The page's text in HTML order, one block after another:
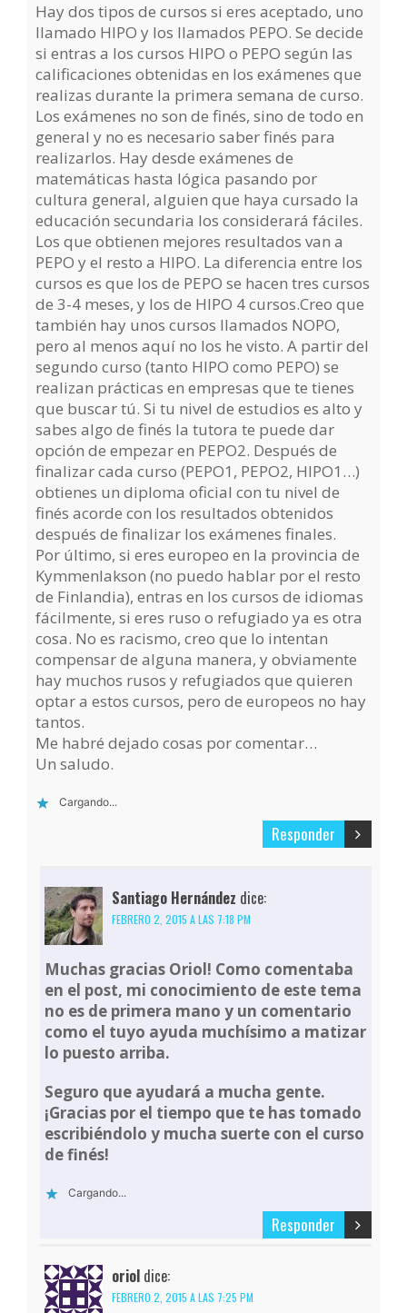
Hay dos tipos de cursos si eres aceptado, uno
llamado HIPO y los llamados PEPO. Se decide
si entras a los cursos HIPO o PEPO según las
calificaciones obtenidas en los exámenes que
realizas durante la primera semana de curso.
Los exámenes no son de finés, sino de todo en
general y no es necesario saber finés para
realizarlos. Hay desde exámenes de
matemáticas hasta lógica pasando por
cultura general, alguien que haya cursado la
educación secundaria los considerará fáciles.
Los que obtienen mejores resultados van a
PEPO y el resto a HIPO. La diferencia entre los
cursos es que los de PEPO se hacen tres cursos
de 3-4 meses, y los de HIPO 4 cursos.Creo que
también hay unos cursos llamados NOPO,
pero al menos aquí no los he visto. A partir del
segundo curso (tanto HIPO como PEPO) se
realizan prácticas en empresas que te tienes
que buscar tú. Si tu nivel de estudios es alto y
sabes algo de finés la tutora te puede dar
opción de empezar en PEPO2. Después de
finalizar cada curso (PEPO1, PEPO2, HIPO1…)
obtienes un diploma oficial con tu nivel de
finés acorde con los resultados obtenidos
después de finalizar los exámenes finales.
Por último, si eres europeo en la provincia de
Kymmenlakson (no puedo hablar por el resto
de Finlandia), entras en los cursos de idiomas
fácilmente, si eres ruso o refugiado ya es otra
cosa. No es racismo, creo que lo intentan
compensar de alguna manera, y obviamente
hay muchos rusos y refugiados que quieren
optar a estos cursos, pero de europeos no hay
tantos.
Me habré dejado cosas por comentar…
Un saludo.
Cargando...
Responder
Santiago Hernández dice:
FEBRERO 2, 2015 A LAS 7:18 PM
Muchas gracias Oriol! Como comentaba
en el post, mi conocimiento de este tema
no es de primera mano y un comentario
como el tuyo ayuda muchísimo a matizar
lo puesto arriba.
Seguro que ayudará a mucha gente.
¡Gracias por el tiempo que te has tomado
escribiéndolo y mucha suerte con el curso
de finés!
Cargando...
Responder
oriol dice:
FEBRERO 2, 2015 A LAS 7:25 PM